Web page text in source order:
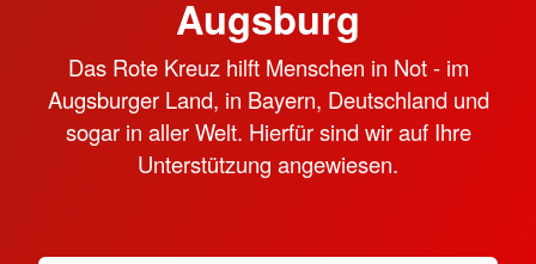
Augsburg
Das Rote Kreuz hilft Menschen in Not - im
Augsburger Land, in Bayern, Deutschland und
sogar in aller Welt. Hierfür sind wir auf Ihre
Unterstützung angewiesen.